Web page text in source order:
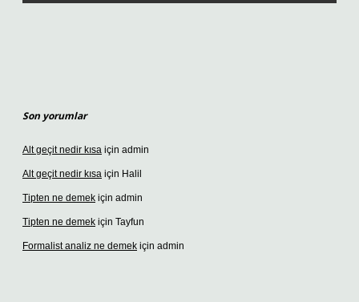
Son yorumlar
Alt geçit nedir kısa için admin
Alt geçit nedir kısa için Halil
Tipten ne demek için admin
Tipten ne demek için Tayfun
Formalist analiz ne demek için admin